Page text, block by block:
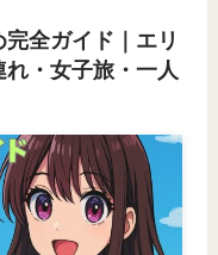
全ガイド｜エリ
・女子旅・一人